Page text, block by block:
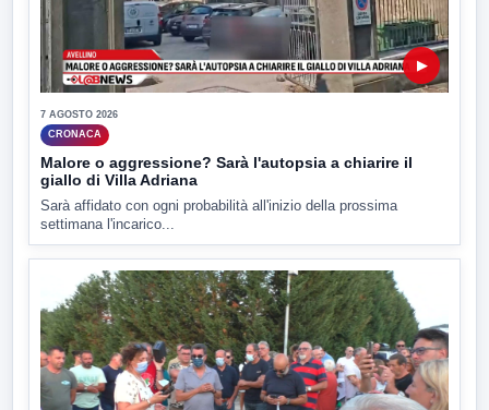
▶
7 AGOSTO 2026
CRONACA
Malore o aggressione? Sarà l'autopsia a chiarire il
giallo di Villa Adriana
Sarà affidato con ogni probabilità all'inizio della prossima
settimana l'incarico...